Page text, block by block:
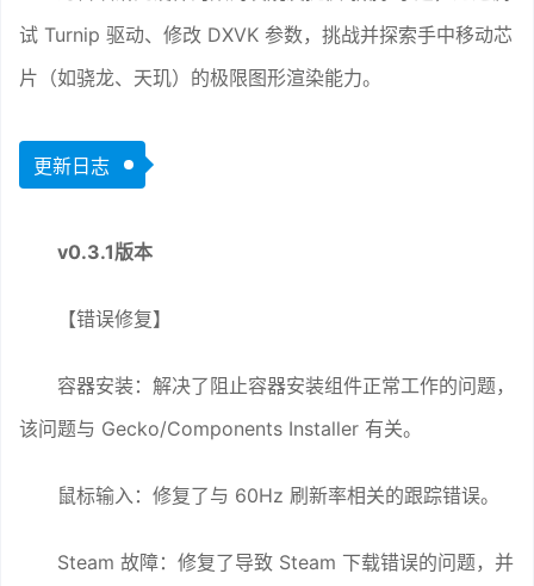
试 Turnip 驱动、修改 DXVK 参数，挑战并探索手中移动芯
片（如骁龙、天玑）的极限图形渲染能力。
更新日志
v0.3.1版本
【错误修复】
容器安装：解决了阻止容器安装组件正常工作的问题，
该问题与 Gecko/Components Installer 有关。
鼠标输入：修复了与 60Hz 刷新率相关的跟踪错误。
Steam 故障：修复了导致 Steam 下载错误的问题，并